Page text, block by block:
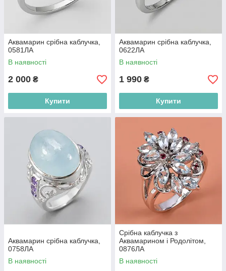
Аквамарин срібна каблучка,
0581ЛА
В наявності
2 000 ₴
Купити
Аквамарин срібна каблучка,
0622ЛА
В наявності
1 990 ₴
Купити
Аквамарин срібна каблучка,
0758ЛА
В наявності
Срібна каблучка з
Аквамарином і Родолітом,
0876ЛА
В наявності